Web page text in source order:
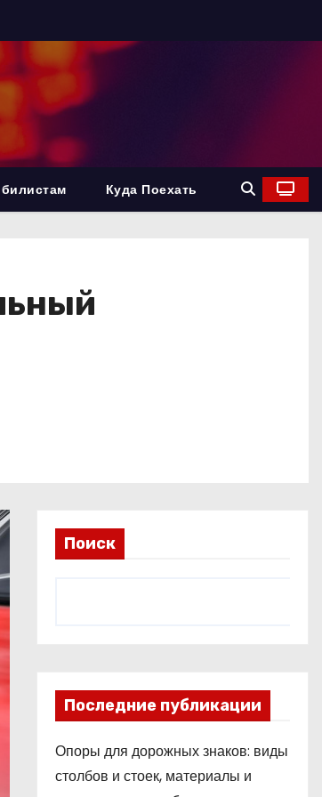
Куда Поехать
Поиск
Последние публикации
Опоры для дорожных знаков: виды
столбов и стоек, материалы и